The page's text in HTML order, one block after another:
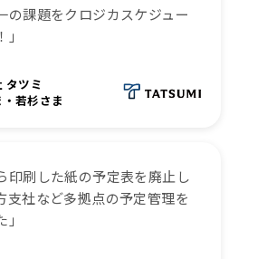
の課題をクロジカスケジュー
タツミ
若杉さま
印刷した紙の予定表を廃止し
支社など多拠点の予定管理を